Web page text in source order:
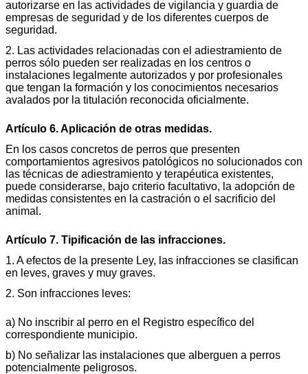
autorizarse en las actividades de vigilancia y guardia de
empresas de seguridad y de los diferentes cuerpos de
seguridad.
2. Las actividades relacionadas con el adiestramiento de
perros sólo pueden ser realizadas en los centros o
instalaciones legalmente autorizados y por profesionales
que tengan la formación y los conocimientos necesarios
avalados por la titulación reconocida oficialmente.
Artículo 6. Aplicación de otras medidas.
En los casos concretos de perros que presenten
comportamientos agresivos patológicos no solucionados con
las técnicas de adiestramiento y terapéutica existentes,
puede considerarse, bajo criterio facultativo, la adopción de
medidas consistentes en la castración o el sacrificio del
animal.
Artículo 7. Tipificación de las infracciones.
1. A efectos de la presente Ley, las infracciones se clasifican
en leves, graves y muy graves.
2. Son infracciones leves:
a) No inscribir al perro en el Registro específico del
correspondiente municipio.
b) No señalizar las instalaciones que alberguen a perros
potencialmente peligrosos.